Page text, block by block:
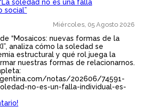
Miércoles, 05 Agosto 2026
“Mosaicos: nuevas formas de la
analiza cómo la soledad se
estructural y qué rol juega la
nuestras formas de relacionarnos.
notas/202606/74591-
no-es-un-falla-individual-es-